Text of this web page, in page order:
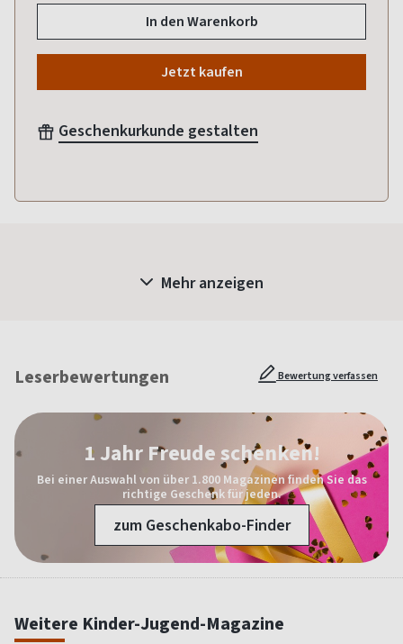
In den Warenkorb
Jetzt kaufen
Geschenkurkunde gestalten
Mehr anzeigen
Leserbewertungen Bewertung verfassen
1 Jahr Freude schenken!
Bei einer Auswahl von über 1.800 Magazinen finden Sie das
richtige Geschenk für jeden.
zum Geschenkabo-Finder
Weitere Kinder-Jugend-Magazine